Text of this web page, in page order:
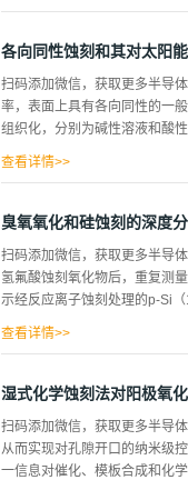
达晶片，由于化学湿蚀刻的浓
过在单独的浴缸中用水吹蚀而
1.1批处理华林科纳认为喷雾蚀
出现，但每个晶片都必须单独
在喷嘴周围，并集中旋转，然
几乎各向异...
各向同性蚀刻和其对太阳
扫码添加微信，获取更多半导
率，表面上具有各向同性的一
组织化，分别为碱性溶液和酸
片分别用2个KOH和NaOH蚀
反射率较低以外，还有必要找
大3000倍的SEM照片，由于蚀
行表面组织的样品表面放大
KOH蚀刻与图2比较时差异较
查看详情>>
臭氧氧化和硅蚀刻的深度
扫码添加微信，获取更多半导
氢氟酸蚀刻氧化物后，重复测
示经反应离子蚀刻处理的p-Si
用紫外(UV)臭氧氧化结合氢氟
面。 氧化物厚度，SiO-Si界面
影响原始结构的情况下测量这
后的空气暴露中的进一步氧化
查看详情>>
湿式化学蚀刻法对阳极氧
扫码添加微信，获取更多半导
从而实现对孔隙开口的纳米级
一信息对催化、模板合成和化